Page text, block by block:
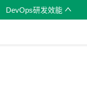
DevOps研发效能